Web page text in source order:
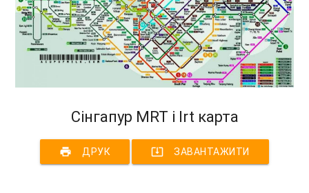
Сінгапур MRT і lrt карта
print ДРУК system_update_alt ЗАВАНТАЖИТИ